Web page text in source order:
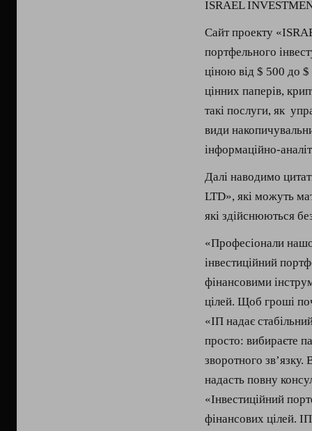
ISRAEL
Сайт проекту
портфельного
ціною від $ 500 до
цінних паперів,
такі послуги, як
види
інформаційно-
Далі наводимо
LTD», які можуть
які здійснюються
«Професіонали
інвестиційний
фінансовими
цілей. Щоб гроші
«ІП надає
просто: вибираєте
зворотного
надасть повну
«Інвестиційний
фінансових цілей.